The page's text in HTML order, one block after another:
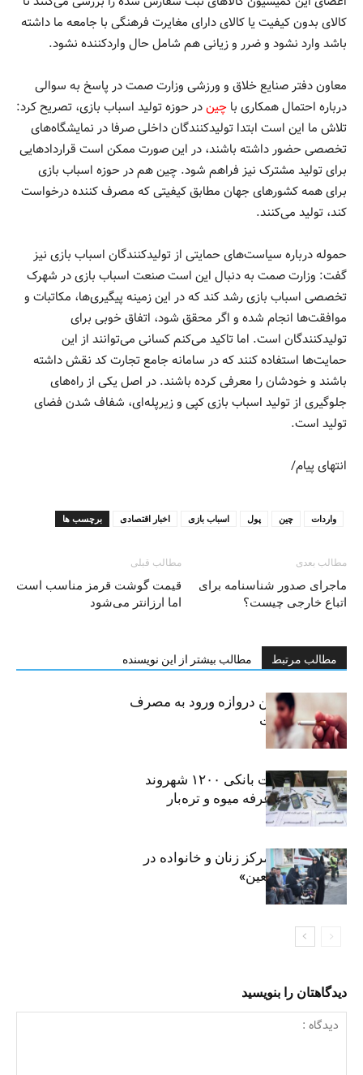
کالای بدون کیفیت یا کالای دارای مغایرت فرهنگی با جامعه ما داشته
باشد وارد نشود و ضرر و زیانی هم شامل حال واردکننده نشود.
معاون دفتر صنایع خلاق و ورزشی وزارت صمت در پاسخ به سوالی
درباره احتمال همکاری با چیندر حوزه تولید اسباب بازی، تصریح کرد:
تلاش ما این است ابتدا تولیدکنندگان داخلی صرفا در نمایشگاه‌های
تخصصی حضور داشته باشند، در این صورت ممکن است قراردادهایی
برای تولید مشترک نیز فراهم شود. چین هم در حوزه اسباب بازی
برای همه کشورهای جهان مطابق کیفیتی که مصرف کننده درخواست
کند، تولید می‌کنند.
حموله درباره سیاست‌های حمایتی از تولیدکنندگان اسباب بازی نیز
گفت: وزارت صمت به دنبال این است صنعت اسباب بازی در شهرک
تخصصی اسباب بازی رشد کند که در این زمینه پیگیری‌ها، مکاتبات و
موافقت‌ها انجام شده و اگر محقق شود، اتفاق خوبی برای
تولیدکنندگان است. اما تاکید می‌کنم کسانی می‌توانند از این
حمایت‌ها استفاده کنند که در سامانه جامع تجارت کد نقش داشته
باشند و خودشان را معرفی کرده باشند. در اصل یکی از راه‌های
جلوگیری از تولید اسباب بازی کپی و زیرپله‌ای، شفاف شدن فضای
تولید است.
انتهای پیام/
برچسب ها اخبار اقتصادی اسباب بازی پول چین واردات
مطالب قبلی
قیمت گوشت قرمز مناسب است
اما ارزانتر می‌شود
مطالب بعدی
ماجرای صدور شناسنامه برای
اتباع خارجی چیست؟
مطالب مرتبط مطالب بیشتر از این نویسنده
سیگار، مهمترین دروازه ورود به مصرف
موادمخدر است
افشای اطلاعات بانکی ۱۲۰۰ شهروند
تهرانی در یک غرفه میوه و تره‌بار
روایت حضور مرکز زنان و خانواده در
«جاماندگان اربعین»
دیدگاهتان را بنویسید